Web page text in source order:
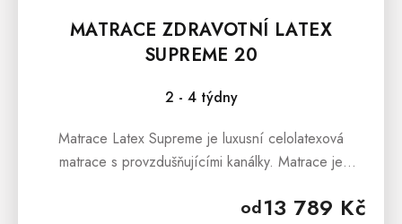
MATRACE ZDRAVOTNÍ LATEX
SUPREME 20
2 - 4 týdny
od13 789 Kč
Matrace Latex Supreme je luxusní celolatexová
matrace s provzdušňujícími kanálky. Matrace je
kategorie – od dětí,...